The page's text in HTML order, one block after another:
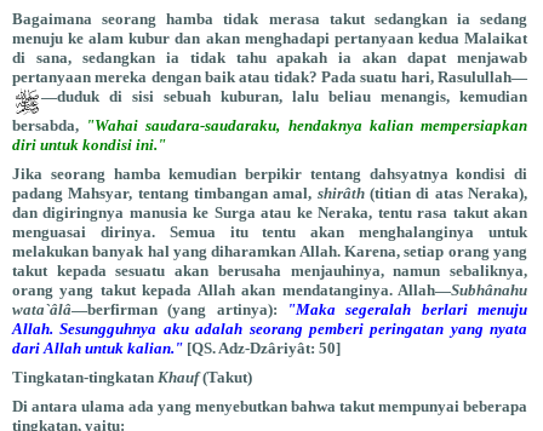
Bagaimana seorang hamba tidak merasa takut sedangkan ia sedang
menuju ke alam kubur dan akan menghadapi pertanyaan kedua Malaikat
di sana, sedangkan ia tidak tahu apakah ia akan dapat menjawab
pertanyaan mereka dengan baik atau tidak? Pada suatu hari, Rasulullah—
—duduk di sisi sebuah kuburan, lalu beliau menangis, kemudian
bersabda, "Wahai saudara-saudaraku, hendaknya kalian mempersiapkan
diri untuk kondisi ini."
Jika seorang hamba kemudian berpikir tentang dahsyatnya kondisi di
padang Mahsyar, tentang timbangan amal, shirâth(titian di atas Neraka),
dan digiringnya manusia ke Surga atau ke Neraka, tentu rasa takut akan
menguasai dirinya. Semua itu tentu akan menghalanginya untuk
melakukan banyak hal yang diharamkan Allah. Karena, setiap orang yang
takut kepada sesuatu akan berusaha menjauhinya, namun sebaliknya,
orang yang takut kepada Allah akan mendatanginya. Allah—Subhânahu
wata`âlâ—berfirman (yang artinya):
"Maka segeralah berlari menuju
Allah. Sesungguhnya aku adalah seorang pemberi peringatan yang nyata
dari Allah untuk kalian." [QS. Adz-Dzâriyât: 50]
Tingkatan-tingkatan Khauf(Takut)
Di antara ulama ada yang menyebutkan bahwa takut mempunyai beberapa
tingkatan, yaitu: